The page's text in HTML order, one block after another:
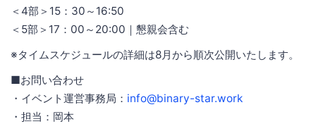
＜4部＞15：30～16:50
＜5部＞17：00～20:00｜懇親会含む
※タイムスケジュールの詳細は8月から順次公開いたします。
■お問い合わせ
・イベント運営事務局： info@binary-star.work
・担当：岡本